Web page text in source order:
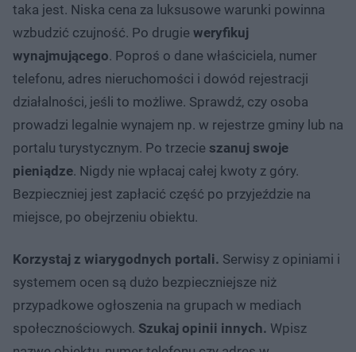
taka jest. Niska cena za luksusowe warunki powinna
wzbudzić czujność. Po drugie weryfikuj
wynajmującego. Poproś o dane właściciela, numer
telefonu, adres nieruchomości i dowód rejestracji
działalności, jeśli to możliwe. Sprawdź, czy osoba
prowadzi legalnie wynajem np. w rejestrze gminy lub na
portalu turystycznym. Po trzecie szanuj swoje
pieniądze. Nigdy nie wpłacaj całej kwoty z góry.
Bezpieczniej jest zapłacić część po przyjeździe na
miejsce, po obejrzeniu obiektu.
Korzystaj z wiarygodnych portali. Serwisy z opiniami i
systemem ocen są dużo bezpieczniejsze niż
przypadkowe ogłoszenia na grupach w mediach
społecznościowych. Szukaj opinii innych. Wpisz